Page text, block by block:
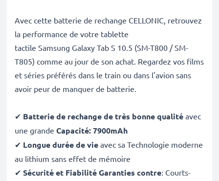
Avec cette batterie de rechange CELLONIC, retrouvez
la performance de votre tablette
tactile Samsung Galaxy Tab S 10.5 (SM-T800 / SM-
T805) comme au jour de son achat. Regardez vos films
et séries préférés dans le train ou dans l'avion sans
avoir peur de manquer de batterie.
✔ Batterie de rechange de très bonne qualité avec
une grande Capacité: 7900mAh
✔ Longue durée de vie avec sa Technologie moderne
au lithium sans effet de mémoire
✔ Sécurité et Fiabilité Garanties contre: Courts-